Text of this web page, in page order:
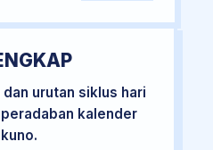
urutan siklus hari
kalender